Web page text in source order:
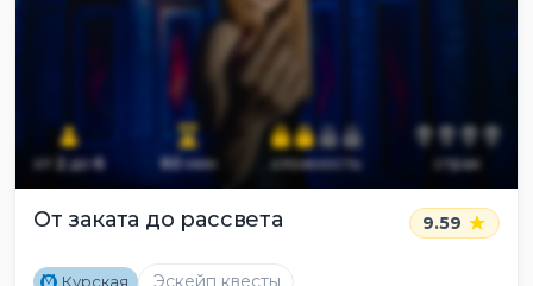
от 2до6 60мин сложность страх
От заката до рассвета 9.59
M Курская Эскейп квесты